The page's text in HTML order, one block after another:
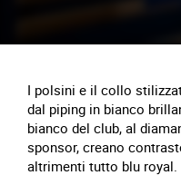
I polsini e il collo
dal piping in bianco
bianco del club, al
sponsor, creano
altrimenti tutto blu royal.